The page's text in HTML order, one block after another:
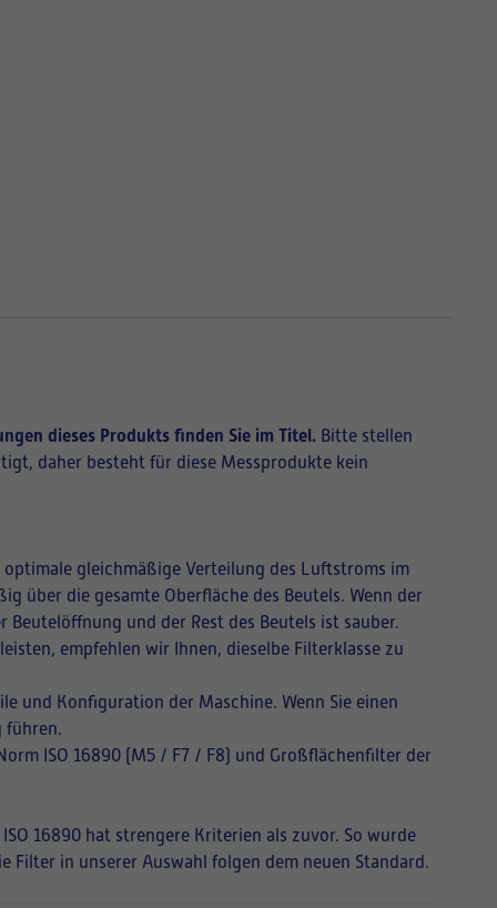
dieses Produkts finden Sie im Titel. Bitte stellen
daher besteht für diese Messprodukte kein
gleichmäßige Verteilung des Luftstroms im
über die gesamte Oberfläche des Beutels. Wenn der
und der Rest des Beutels ist sauber.
empfehlen wir Ihnen, dieselbe Filterklasse zu
und Konfiguration der Maschine. Wenn Sie einen
führen.
ISO 16890 (M5 / F7 / F8) und Großflächenfilter der
16890 hat strengere Kriterien als zuvor. So wurde
Filter in unserer Auswahl folgen dem neuen Standard.